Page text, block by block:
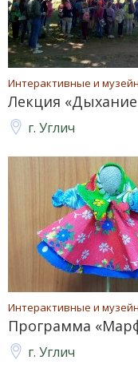
Интерактивные и
Лекция
г. Углич
Интерактивные и
Программа
г. Углич